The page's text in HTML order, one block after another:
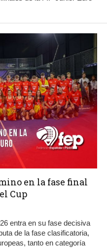
en la fase final
Cup
entra en su fase decisiva
de la fase clasificatoria,
tanto en categoría